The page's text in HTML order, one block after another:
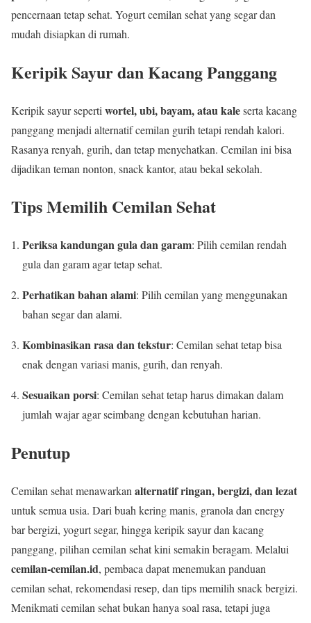
pencernaan tetap sehat. Yogurt cemilan sehat yang segar dan
mudah disiapkan di rumah.
Keripik Sayur dan Kacang Panggang
Keripik sayur seperti wortel, ubi, bayam, atau kaleserta kacang
panggang menjadi alternatif cemilan gurih tetapi rendah kalori.
Rasanya renyah, gurih, dan tetap menyehatkan. Cemilan ini bisa
dijadikan teman nonton, snack kantor, atau bekal sekolah.
Tips Memilih Cemilan Sehat
Periksa kandungan gula dan garam: Pilih cemilan rendah
gula dan garam agar tetap sehat.
Perhatikan bahan alami: Pilih cemilan yang menggunakan
bahan segar dan alami.
Kombinasikan rasa dan tekstur: Cemilan sehat tetap bisa
enak dengan variasi manis, gurih, dan renyah.
Sesuaikan porsi: Cemilan sehat tetap harus dimakan dalam
jumlah wajar agar seimbang dengan kebutuhan harian.
Penutup
Cemilan sehat menawarkan alternatif ringan, bergizi, dan lezat
untuk semua usia. Dari buah kering manis, granola dan energy
bar bergizi, yogurt segar, hingga keripik sayur dan kacang
panggang, pilihan cemilan sehat kini semakin beragam. Melalui
cemilan-cemilan.id, pembaca dapat menemukan panduan
cemilan sehat, rekomendasi resep, dan tips memilih snack bergizi.
Menikmati cemilan sehat bukan hanya soal rasa, tetapi juga